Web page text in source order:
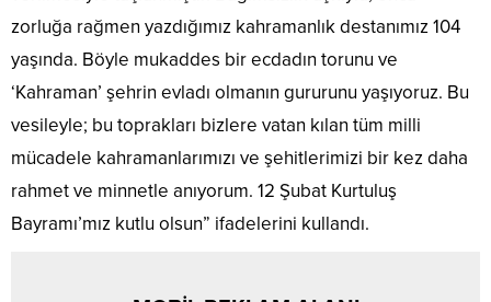
zorluğa rağmen yazdığımız kahramanlık destanımız 104
yaşında. Böyle mukaddes bir ecdadın torunu ve
‘Kahraman’ şehrin evladı olmanın gururunu yaşıyoruz. Bu
vesileyle; bu toprakları bizlere vatan kılan tüm milli
mücadele kahramanlarımızı ve şehitlerimizi bir kez daha
rahmet ve minnetle anıyorum. 12 Şubat Kurtuluş
Bayramı’mız kutlu olsun” ifadelerini kullandı.